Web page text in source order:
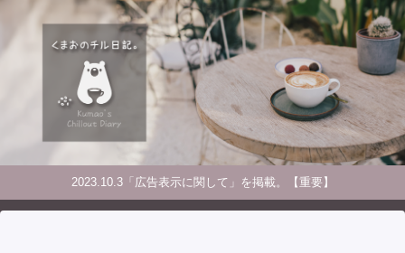
2023.10.3「広告表示に関して」を掲載。【重要】